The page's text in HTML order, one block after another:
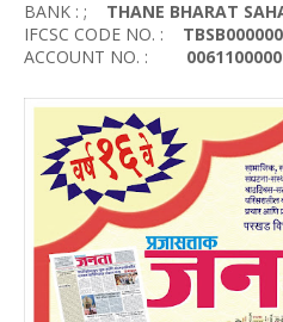
BANK : ; THANE BHARAT
IFCSC CODE NO. :
ACCOUNT NO. :